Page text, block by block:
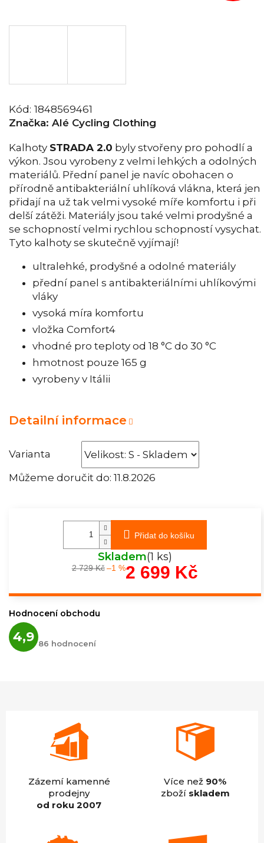
Kód: 1848569461
Značka: Alé Cycling Clothing
Varianta
Můžeme doručit do: 11.8.2026
Kalhoty STRADA 2.0 byly stvořeny pro pohodlí a
výkon. Jsou vyrobeny z velmi lehkých a odolných
materiálů. Přední panel je navíc obohacen o
přírodně antibakteriální uhlíková vlákna, která jen
přidají na už tak velmi vysoké míře komfortu i při
delší zátěži. Materiály jsou také velmi prodyšné a
se schopností velmi rychlou schopností vysychat.
Tyto kalhoty se skutečně vyjímají!
ultralehké, prodyšné a odolné materiály
přední panel s antibakteriálními uhlíkovými
vláky
vysoká míra komfortu
vložka Comfort4
vhodné pro teploty od 18 °C do 30 °C
hmotnost pouze 165 g
vyrobeny v Itálii
Detailní informace
Přidat do košíku
Skladem(1 ks)
2 729 Kč –1 %2 699 Kč
Hodnocení obchodu
4,9 hodnocení
obchodu
86 hodnocení
Zázemí kamenné
prodejny
od roku 2007
Více než 90%
zboží skladem